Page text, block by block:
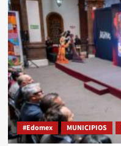
#Edomex MUNICIPIOS